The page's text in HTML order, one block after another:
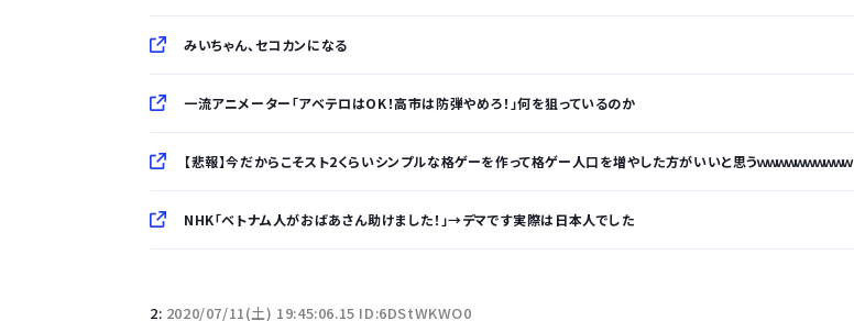
みいちゃん、セコカンになる
一流アニメーター「アベテロはOK！高市は防弾やめろ！」何を狙っているのか
【悲報】今だからこそスト2くらいシンプルな格ゲーを作って格ゲー人口を増やした方がいいと思うｗｗｗｗｗｗｗｗｗｗ
NHK「ベトナム人がおばあさん助けました！」→デマです実際は日本人でした
2: 2020/07/11(土) 19:45:06.15 ID:6DStWKWO0